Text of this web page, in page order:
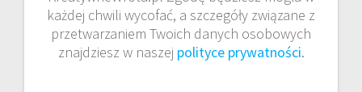
każdej chwili wycofać, a szczegóły związane z
przetwarzaniem Twoich danych osobowych
znajdziesz w naszej polityce prywatności.